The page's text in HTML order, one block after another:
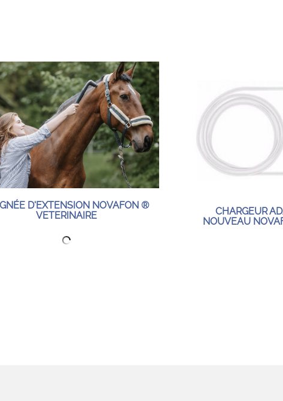
D'EXTENSION NOVAFON ®
VETERINAIRE
CHARGEUR
NOUVEAU